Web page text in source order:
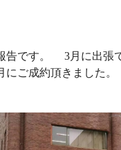
告です。 3月に出張
にご成約頂きました